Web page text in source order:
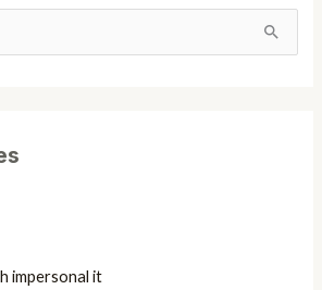
impersonal it